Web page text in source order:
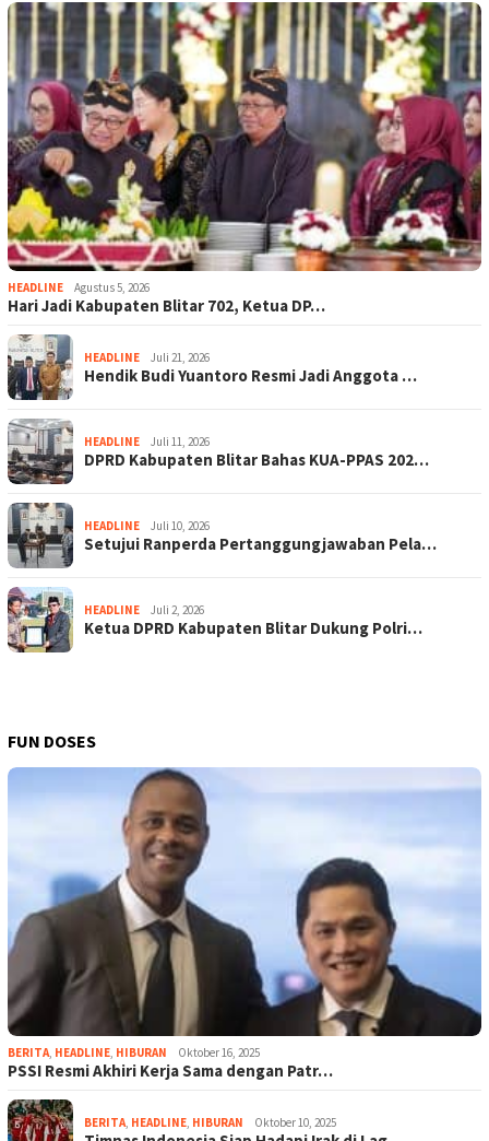
HEADLINE Agustus 5, 2026
Hari Jadi Kabupaten Blitar 702, Ketua DP…
HEADLINE Juli 21, 2026
Hendik Budi Yuantoro Resmi Jadi Anggota …
HEADLINE Juli 11, 2026
DPRD Kabupaten Blitar Bahas KUA-PPAS 202…
HEADLINE Juli 10, 2026
Setujui Ranperda Pertanggungjawaban Pela…
HEADLINE Juli 2, 2026
Ketua DPRD Kabupaten Blitar Dukung Polri…
FUN DOSES
BERITA, HEADLINE, HIBURAN Oktober 16, 2025
PSSI Resmi Akhiri Kerja Sama dengan Patr…
BERITA, HEADLINE, HIBURAN Oktober 10, 2025